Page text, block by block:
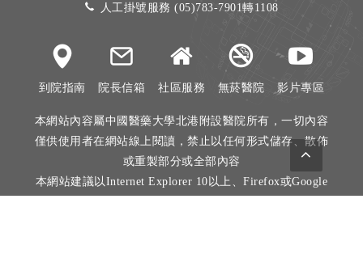
人工掛號服務 (05)783-7901轉1108
到院指南 院長信箱 社區服務 無菸醫院 影片專區
本網站內容屬中國醫藥大學北港附設醫院所有，一切內容
僅供使用者在網站線上閱讀，禁止以任何形式儲存、散佈
或重製部分或全部內容
本網站建議以Internet Explorer 10以上、Firefox或Google